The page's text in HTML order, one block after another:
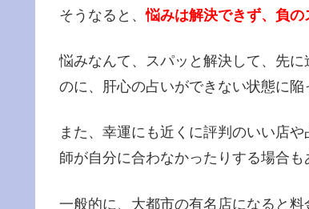
そうなると、悩みは解決できず、負の
悩みなんて、スパッと解決して、先
のに、肝心の占いができない状態に
また、幸運にも近くに評判のいい店
師が自分に合わなかったりする場合も
一般的に、大都市の有名店になると